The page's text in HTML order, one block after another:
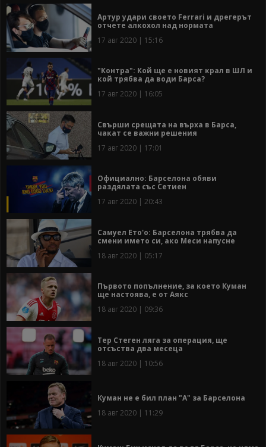
Артур удари своето Ferrari и дрегерът
отчете алкохол над нормата
17 авг 2020 | 15:16
"Контра": Кой ще е новият крал в ШЛ и
кой трябва да води Барса?
17 авг 2020 | 16:05
Свърши срещата на върха в Барса,
чакат се важни решения
17 авг 2020 | 17:01
Официално: Барселона обяви
раздялата със Сетиен
17 авг 2020 | 20:43
Самуел Ето'о: Барселона трябва да
смени името си, ако Меси напусне
18 авг 2020 | 05:17
Първото попълнение, за което Куман
ще настоява, е от Аякс
18 авг 2020 | 09:36
Тер Стеген ляга за операция, ще
отсъства два месеца
18 авг 2020 | 10:56
Куман не е бил план "А" за Барселона
18 авг 2020 | 11:29